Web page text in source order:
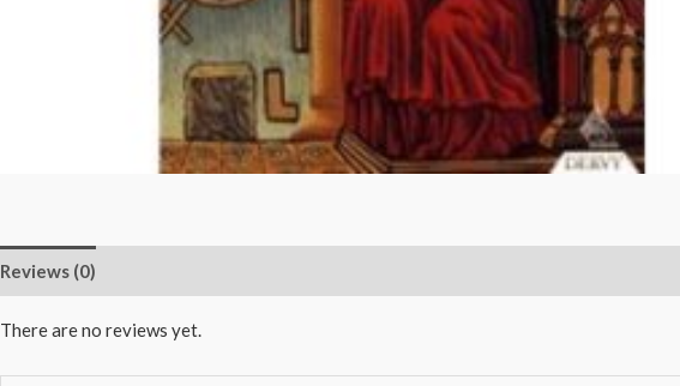
Reviews (0)
There are no reviews yet.